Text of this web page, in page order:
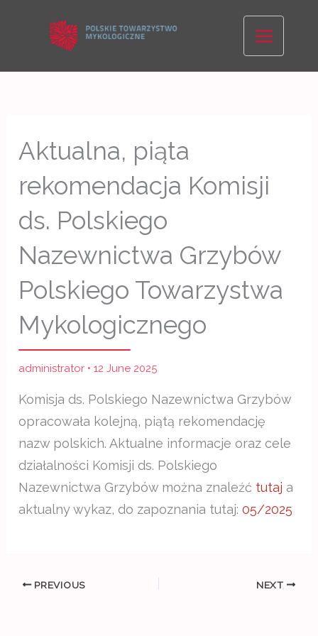
Aktualna, piąta
rekomendacja Komisji
ds. Polskiego
Nazewnictwa Grzybów
Polskiego Towarzystwa
Mykologicznego
administrator •12 June 2025
Komisja ds. Polskiego Nazewnictwa Grzybów
opracowała kolejną, piątą rekomendację
nazw polskich. Aktualne informacje oraz cele
działalności Komisji ds. Polskiego
Nazewnictwa Grzybów można znaleźć tutaj a
aktualny wykaz, do zapoznania tutaj:05/2025
PREVIOUS NEXT